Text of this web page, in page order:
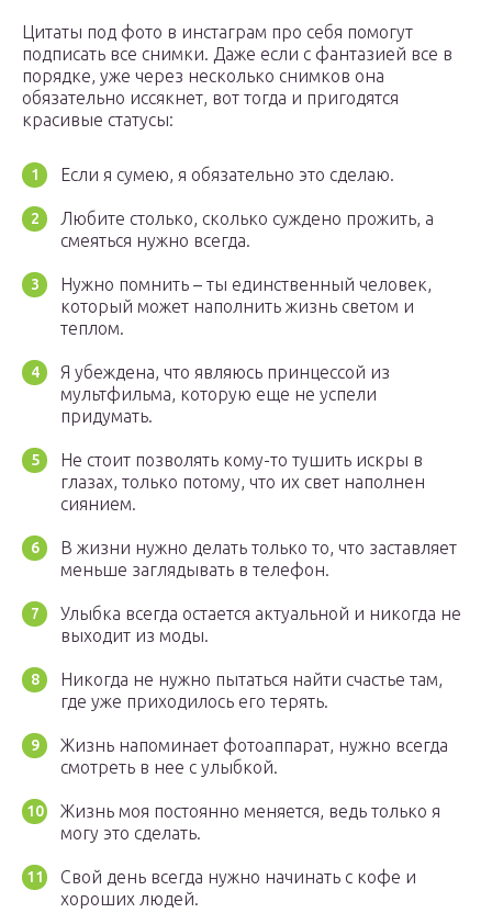
Цитаты под фото в инстаграм про себя помогут
подписать все снимки. Даже если с фантазией все в
порядке, уже через несколько снимков она
обязательно иссякнет, вот тогда и пригодятся
красивые статусы:
Если я сумею, я обязательно это сделаю.
Любите столько, сколько суждено прожить, а
смеяться нужно всегда.
Нужно помнить – ты единственный человек,
который может наполнить жизнь светом и
теплом.
Я убеждена, что являюсь принцессой из
мультфильма, которую еще не успели
придумать.
Не стоит позволять кому-то тушить искры в
глазах, только потому, что их свет наполнен
сиянием.
В жизни нужно делать только то, что заставляет
меньше заглядывать в телефон.
Улыбка всегда остается актуальной и никогда не
выходит из моды.
Никогда не нужно пытаться найти счастье там,
где уже приходилось его терять.
Жизнь напоминает фотоаппарат, нужно всегда
смотреть в нее с улыбкой.
Жизнь моя постоянно меняется, ведь только я
могу это сделать.
Свой день всегда нужно начинать с кофе и
хороших людей.